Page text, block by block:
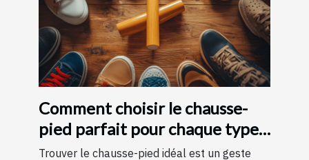
Comment choisir le chausse-
pied parfait pour chaque type
de chaussure
Trouver le chausse-pied idéal est un geste